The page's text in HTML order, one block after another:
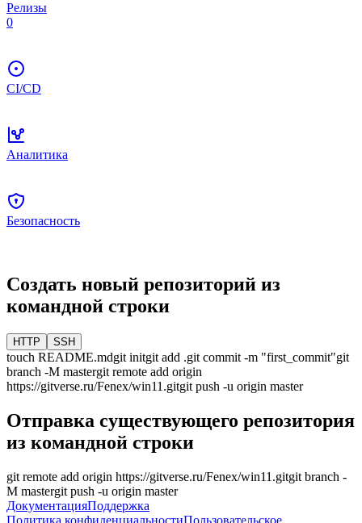
Релизы
0
CI/CD
Аналитика
Безопасность
Создать новый репозиторий из
командной строки
HTTP SSH
touch README.mdgit initgit add .git commit -m "first_commit"git
branch -M mastergit remote add origin
https://gitverse.ru/Fenex/win11.gitgit push -u origin master
Отправка существующего репозитория
из командной строки
git remote add origin https://gitverse.ru/Fenex/win11.gitgit branch -
M mastergit push -u origin master
ДокументацияПоддержка
Политика конфиденциальностиПользовательское